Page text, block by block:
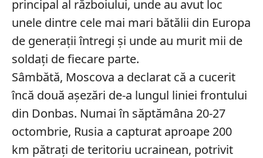
principal al războiului, unde au avut loc
unele dintre cele mai mari bătălii din Europa
de generații întregi și unde au murit mii de
soldați de fiecare parte.
Sâmbătă, Moscova a declarat că a cucerit
încă două așezări de-a lungul liniei frontului
din Donbas. Numai în săptămâna 20-27
octombrie, Rusia a capturat aproape 200
km pătrați de teritoriu ucrainean, potrivit